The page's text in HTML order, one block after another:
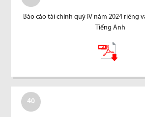
Báo cáo tài chính quý IV năm 2024 riêng
Tiếng Anh
40